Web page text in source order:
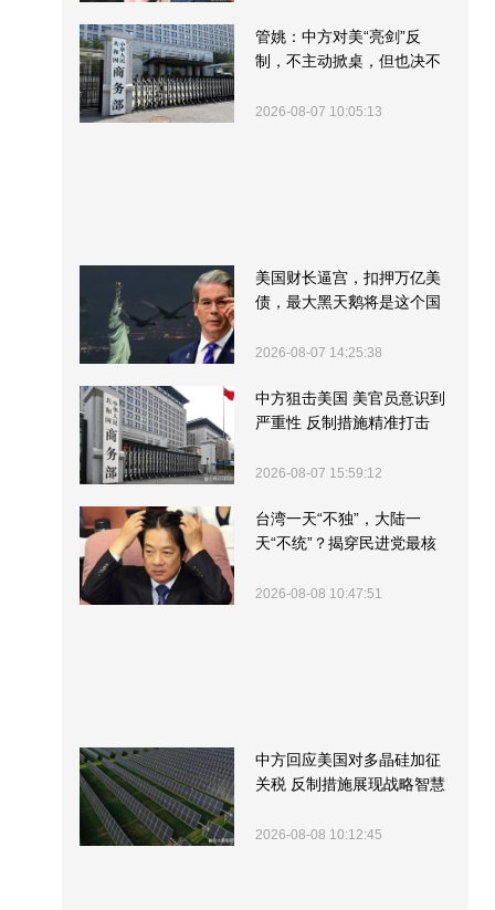
管姚：中方对美“亮剑”反
制，不主动掀桌，但也决不
2026-08-07 10:05:13
美国财长逼宫，扣押万亿美
债，最大黑天鹅将是这个国
2026-08-07 14:25:38
中方狙击美国 美官员意识到
严重性 反制措施精准打击
2026-08-07 15:59:12
台湾一天“不独”，大陆一
天“不统”？揭穿民进党最核
2026-08-08 10:47:51
中方回应美国对多晶硅加征
关税 反制措施展现战略智慧
2026-08-08 10:12:45